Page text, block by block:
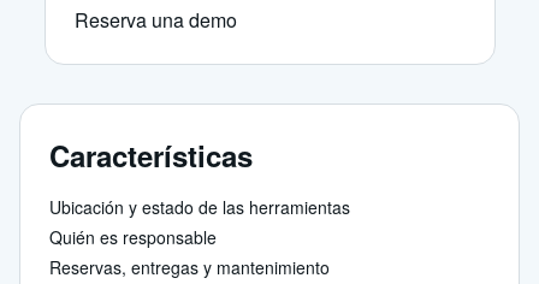
Reserva una demo
Características
Ubicación y estado de las herramientas
Quién es responsable
Reservas, entregas y mantenimiento